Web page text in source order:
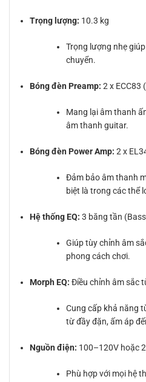
Trọng lượng: 10.3 kg
Trọng lượng nhẹ
chuyển.
Bóng đèn Preamp: 2 x ECC83
Mang lại âm thanh
âm thanh guitar.
Bóng đèn Power Amp: 2 x
Đảm bảo âm thanh
biệt là trong các thể
Hệ thống EQ: 3 băng tần
Giúp tùy chỉnh âm
phong cách chơi.
Morph EQ: Điều chỉnh âm sắc
Cung cấp khả năng
từ đầy đặn, ấm áp
Nguồn điện: 100–120V hoặc
Phù hợp với mọi hệ